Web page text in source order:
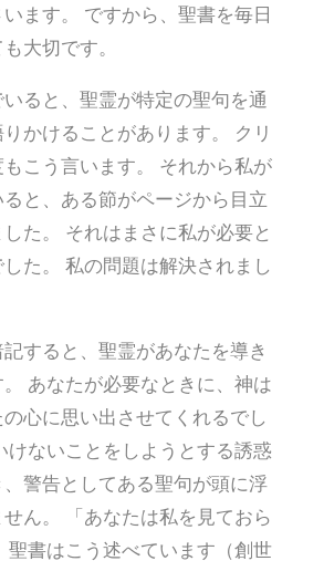
ます。 ですから、聖書を毎日
大切です。
ると、聖霊が特定の聖句を通
かけることがあります。 クリ
こう言います。 それから私が
と、ある節がページから目立
た。 それはまさに私が必要と
た。 私の問題は解決されまし
すると、聖霊があなたを導き
あなたが必要なときに、神は
心に思い出させてくれるでし
けないことをしようとする誘惑
警告としてある聖句が頭に浮
ん。 「あなたは私を見ておら
聖書はこう述べています（創世